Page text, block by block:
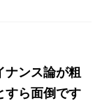
ナンス論が粗
すら面倒です